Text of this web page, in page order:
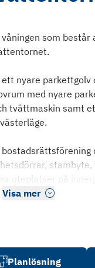
som består
nyare
med nyare
tvättmaskin samt
uteplatser på
Visa mer
Planlösning